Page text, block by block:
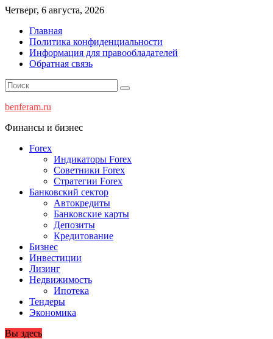
Перейти
содержимому
Четверг, 6 августа, 2026
Главная
Политика конфиденциальности
Информация для правообладателей
Обратная связь
benferam.ru
Финансы и бизнес
Forex
Индикаторы Forex
Советники Forex
Стратегии Forex
Банковский сектор
Автокредиты
Банковские карты
Депозиты
Кредитование
Бизнес
Инвестиции
Лизинг
Недвижимость
Ипотека
Тендеры
Экономика
Вы здесь